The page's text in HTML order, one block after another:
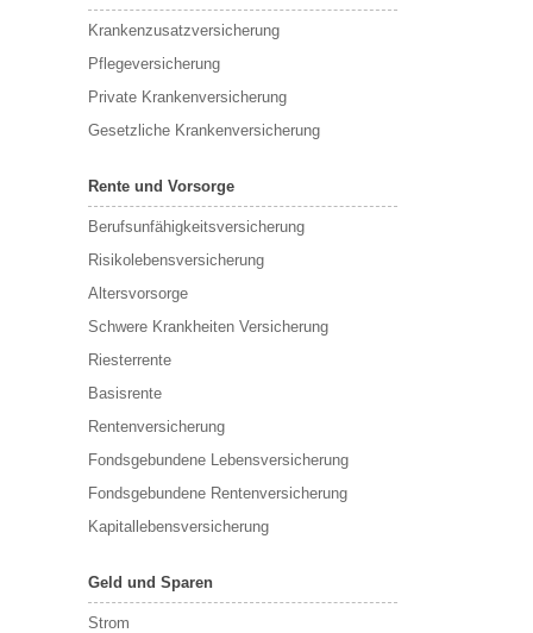
Krankenzusatzversicherung
Pflegeversicherung
Private Krankenversicherung
Gesetzliche Krankenversicherung
Rente und Vorsorge
Berufs­unfähigkeitsversicherung
Risikolebensversicherung
Altersvorsorge
Schwere Krankheiten Versicherung
Riesterrente
Basisrente
Rentenversicherung
Fondsgebundene Lebensversicherung
Fondsgebundene Rentenversicherung
Kapitallebensversicherung
Geld und Sparen
Strom